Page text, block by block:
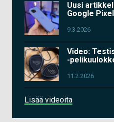
Uusi
Google
9.3.2026
Video:
-
11.2.2026
Lisää videoita